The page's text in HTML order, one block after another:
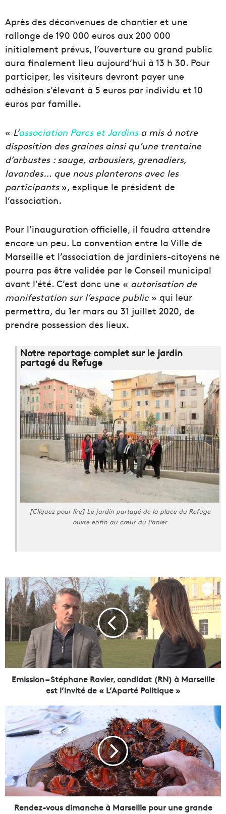
Après des déconvenues de chantier et une
rallonge de 190 000 euros aux 200 000
initialement prévus, l’ouverture au grand public
aura finalement lieu aujourd’hui à 13 h 30. Pour
participer, les visiteurs devront payer une
adhésion s’élevant à 5 euros par individu et 10
euros par famille.
« L’association Parcs et Jardinsa mis à notre
disposition des graines ainsi qu’une trentaine
d’arbustes : sauge, arbousiers, grenadiers,
lavandes… que nous planterons avec les
participants», explique le président de
l’association.
Pour l’inauguration officielle, il faudra attendre
encore un peu. La convention entre la Ville de
Marseille et l’association de jardiniers-citoyens ne
pourra pas être validée par le Conseil municipal
avant l’été. C’est donc une « autorisation de
manifestation sur l’espace public» qui leur
permettra, du 1er mars au 31 juillet 2020, de
prendre possession des lieux.
Notre reportage complet sur le jardin
partagé du Refuge
[Cliquez pour lire] Le jardin partagé de la place du Refuge
ouvre enfin au cœur du Panier
E
m
i
s
s
i
–
h
a
n
e
R
a
v
i
Emission – Stéphane Ravier, candidat (RN) à Marseille
est l’invité de « L’Aparté Politique »
R
e
n
e
z
-
v
o
Rendez-vous dimanche à Marseille pour une grande